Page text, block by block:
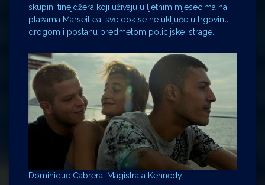
skupini tinejdžera koji uživaju u ljetnim mjesecima na
plažama Marseillea, sve dok se ne uključe u trgovinu
drogom i postanu predmetom policijske istrage.
Dominique Cabrera ‘Magistrala Kennedy’